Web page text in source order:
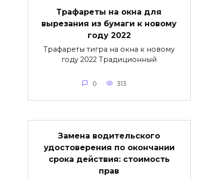
Трафареты на окна для
вырезания из бумаги к новому
году 2022
Трафареты тигра на окна к новому
году 2022 Традиционный
0 313
Замена водительского
удостоверения по окончании
срока действия: стоимость
прав